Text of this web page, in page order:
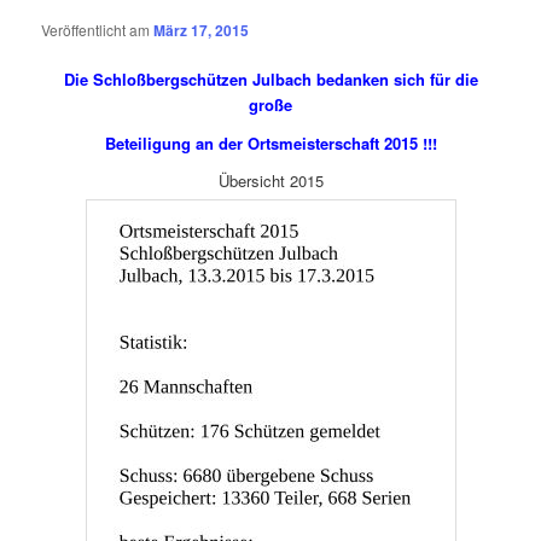
Veröffentlicht amMärz 17, 2015
Die Schloßbergschützen Julbach bedanken sich für die
große
Beteiligung an der Ortsmeisterschaft 2015 !!!
Übersicht 2015